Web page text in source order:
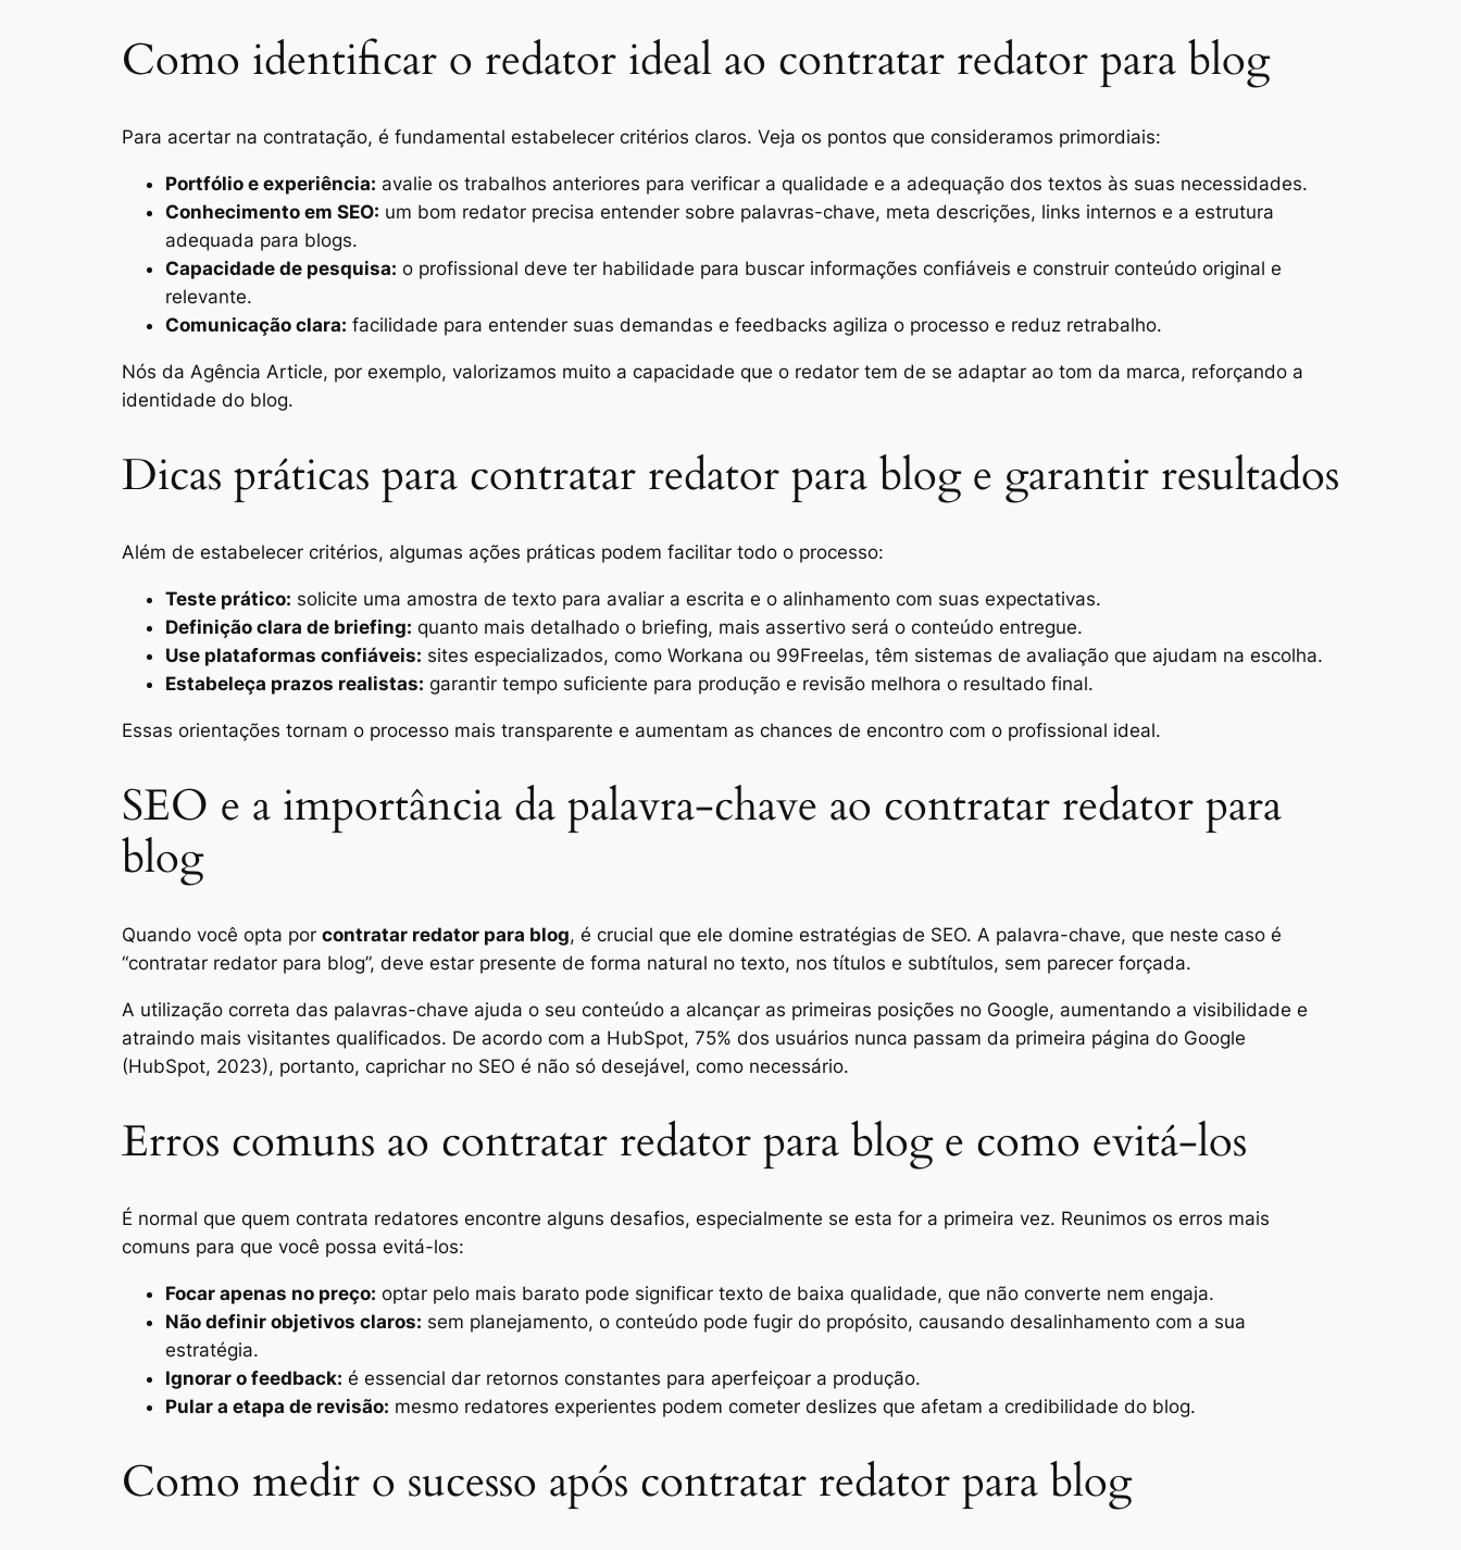
Como identificar o redator ideal ao contratar redator para blog
Para acertar na contratação, é fundamental estabelecer critérios claros. Veja os pontos que consideramos primordiais:
Portfólio e experiência: avalie os trabalhos anteriores para verificar a qualidade e a adequação dos textos às suas necessidades.
Conhecimento em SEO: um bom redator precisa entender sobre palavras-chave, meta descrições, links internos e a estrutura
adequada para blogs.
Capacidade de pesquisa: o profissional deve ter habilidade para buscar informações confiáveis e construir conteúdo original e
relevante.
Comunicação clara: facilidade para entender suas demandas e feedbacks agiliza o processo e reduz retrabalho.
Nós da Agência Article, por exemplo, valorizamos muito a capacidade que o redator tem de se adaptar ao tom da marca, reforçando a
identidade do blog.
Dicas práticas para contratar redator para blog e garantir resultados
Além de estabelecer critérios, algumas ações práticas podem facilitar todo o processo:
Teste prático: solicite uma amostra de texto para avaliar a escrita e o alinhamento com suas expectativas.
Definição clara de briefing: quanto mais detalhado o briefing, mais assertivo será o conteúdo entregue.
Use plataformas confiáveis: sites especializados, como Workana ou 99Freelas, têm sistemas de avaliação que ajudam na escolha.
Estabeleça prazos realistas: garantir tempo suficiente para produção e revisão melhora o resultado final.
Essas orientações tornam o processo mais transparente e aumentam as chances de encontro com o profissional ideal.
SEO e a importância da palavra-chave ao contratar redator para
blog
Quando você opta por contratar redator para blog, é crucial que ele domine estratégias de SEO. A palavra-chave, que neste caso é
“contratar redator para blog”, deve estar presente de forma natural no texto, nos títulos e subtítulos, sem parecer forçada.
A utilização correta das palavras-chave ajuda o seu conteúdo a alcançar as primeiras posições no Google, aumentando a visibilidade e
atraindo mais visitantes qualificados. De acordo com a HubSpot, 75% dos usuários nunca passam da primeira página do Google
(HubSpot, 2023), portanto, caprichar no SEO é não só desejável, como necessário.
Erros comuns ao contratar redator para blog e como evitá-los
É normal que quem contrata redatores encontre alguns desafios, especialmente se esta for a primeira vez. Reunimos os erros mais
comuns para que você possa evitá-los:
Focar apenas no preço: optar pelo mais barato pode significar texto de baixa qualidade, que não converte nem engaja.
Não definir objetivos claros: sem planejamento, o conteúdo pode fugir do propósito, causando desalinhamento com a sua
estratégia.
Ignorar o feedback: é essencial dar retornos constantes para aperfeiçoar a produção.
Pular a etapa de revisão: mesmo redatores experientes podem cometer deslizes que afetam a credibilidade do blog.
Como medir o sucesso após contratar redator para blog